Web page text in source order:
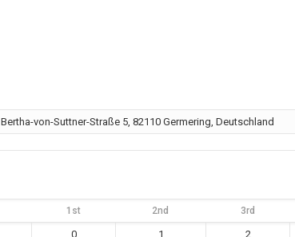
Bertha-von-Suttner-Straße 5, 82110 Germering, Deutschland
1st 2nd 3rd
0 1 2